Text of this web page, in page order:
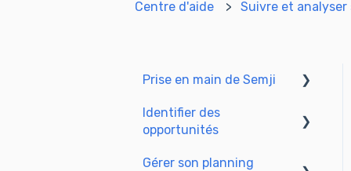
Centre d'aide Suivre et
Prise en main de Semji
Créer son compte et se
connecter
Identifier des
opportunités
Identifier des
Gérer son planning